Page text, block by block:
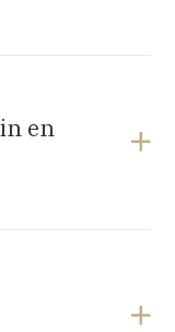
LES-
en